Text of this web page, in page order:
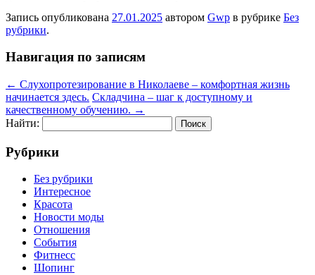
Запись опубликована 27.01.2025 автором Gwp в рубрике Без
рубрики.
Навигация по записям
← Слухопротезирование в Николаеве – комфортная жизнь
начинается здесь. Складчина – шаг к доступному и
качественному обучению. →
Найти:
Рубрики
Без рубрики
Интересное
Красота
Новости моды
Отношения
События
Фитнесс
Шопинг